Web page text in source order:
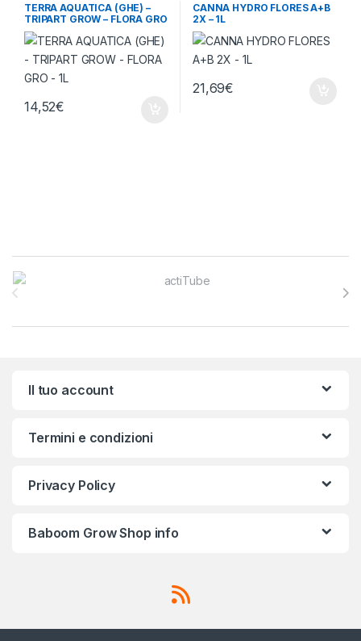
TERRA AQUATICA (GHE) –
TRIPART GROW – FLORA GRO
– 1L
14,52€
CANNA HYDRO FLORES A+B
2X – 1L
21,69€
Brands Carousel
Il tuo account
Termini e condizioni
Privacy Policy
Baboom Grow Shop info